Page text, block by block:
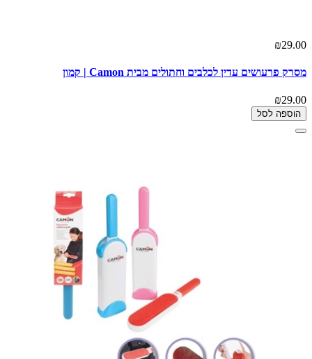
₪29.00
מסרק פרעושים עדין לכלבים וחתולים מבית Camon | קמון
₪29.00
הוספה לסל